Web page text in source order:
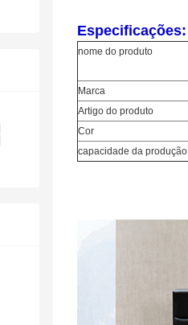
Especificações:
nome do produto
Marca
Artigo do produto
Cor
capacidade da produção